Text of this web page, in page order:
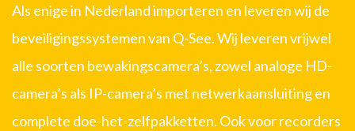
Als enige in Nederland importeren en leveren wij de
beveiligingssystemen van Q-See. Wij leveren vrijwel
alle soorten bewakingscamera’s, zowel analoge HD-
camera’s als IP-camera’s met netwerkaansluiting en
complete doe-het-zelfpakketten. Ook voor recorders